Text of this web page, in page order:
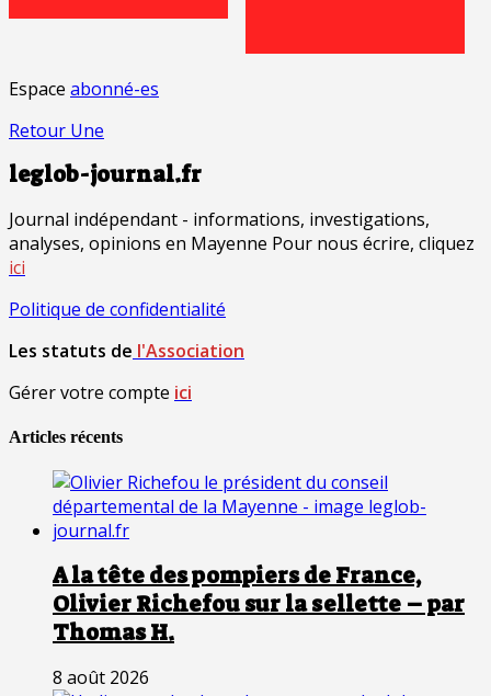
Espace abonné-es
Retour Une
leglob-journal.fr
Journal indépendant - informations, investigations,
analyses, opinions en Mayenne Pour nous écrire, cliquez
ici
Politique de confidentialité
Les statuts de l'Association
Gérer votre compte ici
Articles récents
A la tête des pompiers de France,
Olivier Richefou sur la sellette – par
Thomas H.
8 août 2026